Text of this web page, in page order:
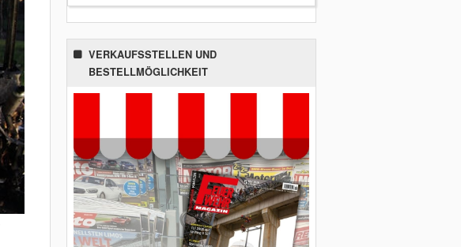
VERKAUFSSTELLEN UND
BESTELLMÖGLICHKEIT